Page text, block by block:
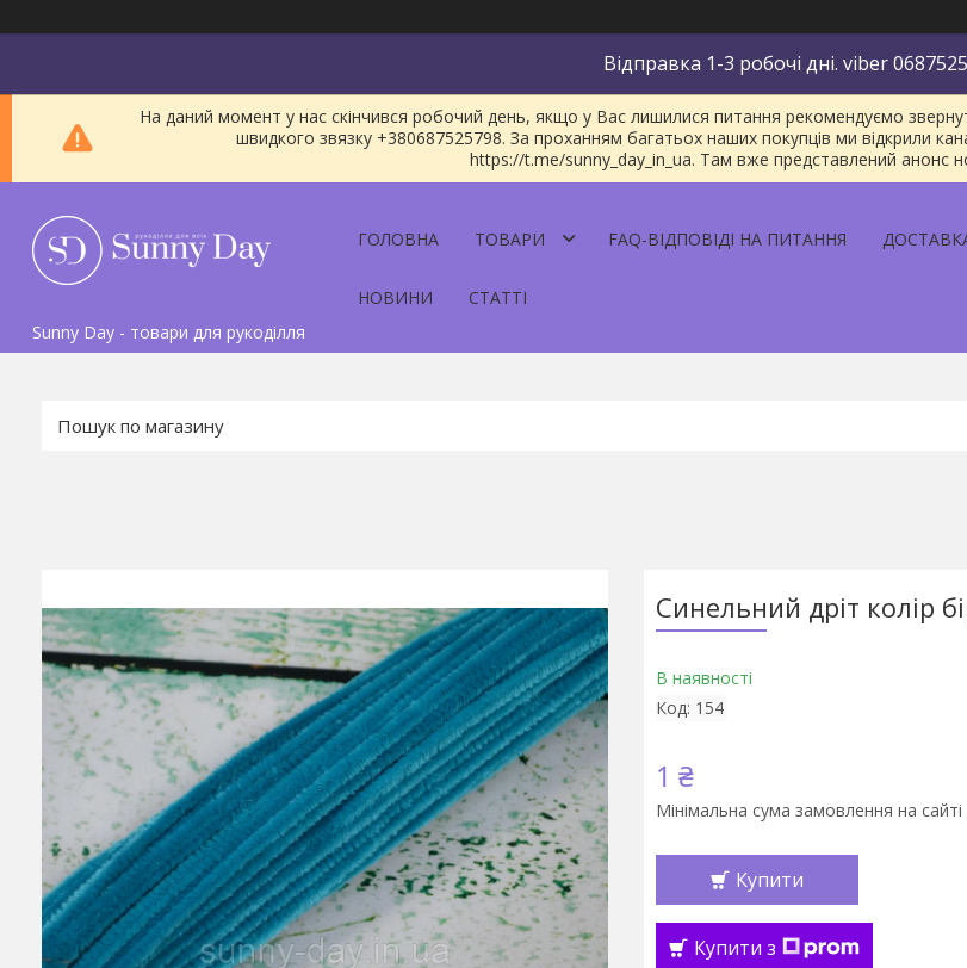
Відправка 1-3 робочі дні. viber
На даний момент у нас скінчився робочий день, якщо у Вас лишилися питання рекомендуємо
швидкого звязку +380687525798. За проханням багатьох наших покупців ми відкрили
https://t.me/sunny_day_in_ua. Там вже представлений анонс
Sunny Day - товари для рукоділля
ГОЛОВНА ТОВАРИ FAQ-ВІДПОВІДІ НА ПИТАННЯ
НОВИНИ СТАТТІ
Синельний дріт колір
В наявності
Код: 154
1 ₴
Мінімальна сума замовлення на
Купити
Купити з